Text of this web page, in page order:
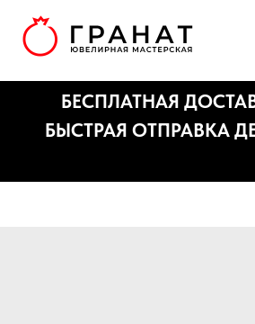
БЫСТРАЯ ОТПРАВКА ДЕНЬ-В-ДЕНЬ